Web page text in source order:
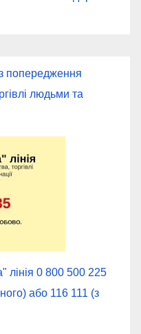
попередження
людьми та
лінія 0 800 500 225
або 116 111 (з